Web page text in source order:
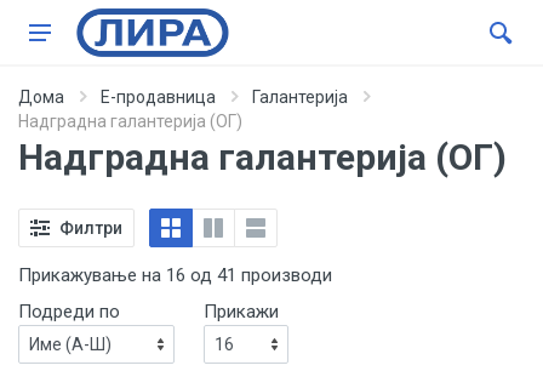
Дома Е-продавница
Галантерија
Надградна галантерија (ОГ)
Надградна галантерија (ОГ)
Филтри
Прикажување на 16 од 41 производи
Подреди по
Прикажи